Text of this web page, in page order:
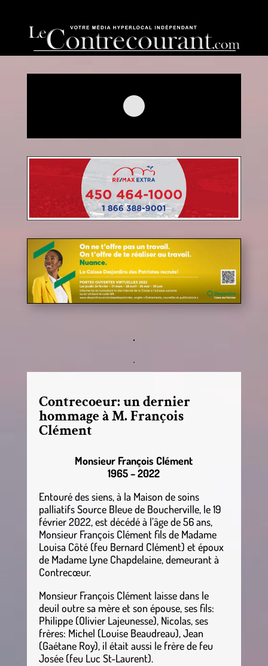
Contrecoeur: un dernier
hommage à M. François
Clément
Monsieur François Clément
1965 – 2022
Entouré des siens, à la Maison de soins
palliatifs Source Bleue de Boucherville, le 19
février 2022, est décédé à l’âge de 56 ans,
Monsieur François Clément fils de Madame
Louisa Côté (feu Bernard Clément) et époux
de Madame Lyne Chapdelaine, demeurant à
Contrecœur.
Monsieur François Clément laisse dans le
deuil outre sa mère et son épouse, ses fils:
Philippe (Olivier Lajeunesse), Nicolas, ses
frères: Michel (Louise Beaudreau), Jean
(Gaétane Roy), il était aussi le frère de feu
Josée (feu Luc St-Laurent).